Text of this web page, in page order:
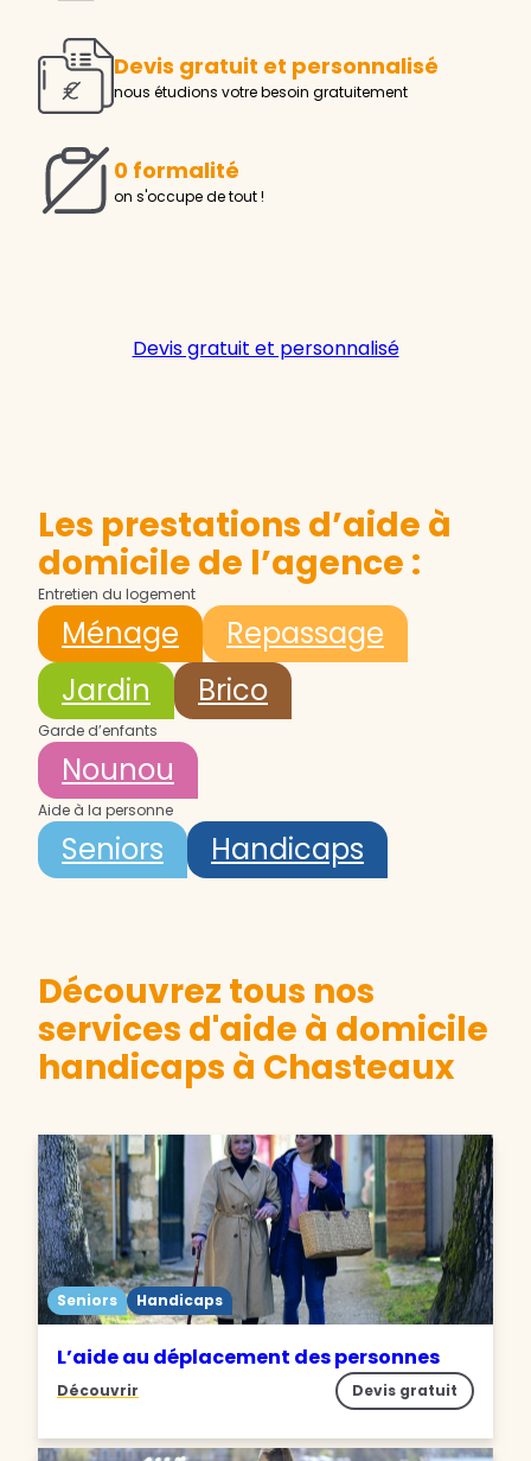
Devis gratuit et personnalisé
nous étudions votre besoin gratuitement
0 formalité
on s'occupe de tout !
Devis gratuit et personnalisé
Les prestations d’aide à
domicile de l’agence :
Entretien du logement
Ménage
Repassage
Jardin
Brico
Garde d’enfants
Nounou
Aide à la personne
Seniors Handicaps
Découvrez tous nos
services d'aide à domicile
handicaps à Chasteaux
Seniors Handicaps
L’aide au déplacement des personnes
Découvrir Devis gratuit